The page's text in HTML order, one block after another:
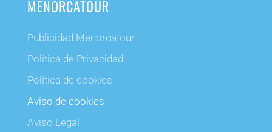
MENORCATOUR
Publicidad Menorcatour
Política de Privacidad
Política de cookies
Aviso de cookies
Aviso Legal